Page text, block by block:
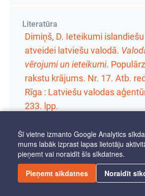
Literatūra
Dimiņš, D. Ieteikumi
atveidei latviešu valodā.
vērojumi un ieteikumi.
rakstu krājums. Nr. 17. Atb.
Rīga : Latviešu valodas
233. lpp.
PIEKĻŪSTAMĪBA
Autortiesības © 2025 Latviešu valodas aģentūra.
Šī vietne izmanto Google Analytics
mums labāk izprast lapas lietotāju
pieņemt vai noraidīt šīs sīkdatnes.
Pieņemt sīkdatnes
Noraidīt